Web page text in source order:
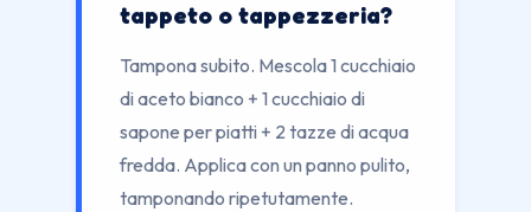
tappeto o tappezzeria?
Tampona subito. Mescola 1 cucchiaio
di aceto bianco + 1 cucchiaio di
sapone per piatti + 2 tazze di acqua
fredda. Applica con un panno pulito,
tamponando ripetutamente.